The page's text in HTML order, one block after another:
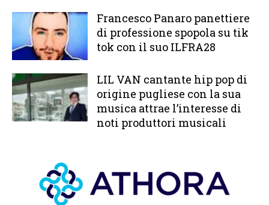
Francesco Panaro panettiere
di professione spopola su tik
tok con il suo ILFRA28
LIL VAN cantante hip pop di
origine pugliese con la sua
musica attrae l’interesse di
noti produttori musicali